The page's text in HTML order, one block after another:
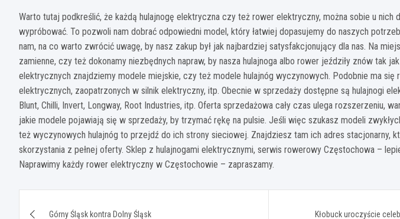
Warto tutaj podkreślić, że każdą hulajnogę elektryczna czy też rower elektryczny, można sobie u nich
wypróbować. To pozwoli nam dobrać odpowiedni model, który łatwiej dopasujemy do naszych
nam, na co warto zwrócić uwagę, by nasz zakup był jak najbardziej satysfakcjonujący dla nas. Na
zamienne, czy też dokonamy niezbędnych napraw, by nasza hulajnoga albo rower jeździły znów tak
elektrycznych znajdziemy modele miejskie, czy też modele hulajnóg wyczynowych. Podobnie ma
elektrycznych, zaopatrzonych w silnik elektryczny, itp. Obecnie w sprzedaży dostępne są hulajnogi
Blunt, Chilli, Invert, Longway, Root Industries, itp. Oferta sprzedażowa cały czas ulega rozszerzeniu,
jakie modele pojawiają się w sprzedaży, by trzymać rękę na pulsie. Jeśli więc szukasz modeli
też wyczynowych hulajnóg to przejdź do ich strony sieciowej. Znajdziesz tam ich adres stacjonarny,
skorzystania z pełnej oferty. Sklep z hulajnogami elektrycznymi, serwis rowerowy Częstochowa –
Naprawimy każdy rower elektryczny w Częstochowie – zapraszamy.
Górny Śląsk kontra Dolny Śląsk Kłobuck uroczyście